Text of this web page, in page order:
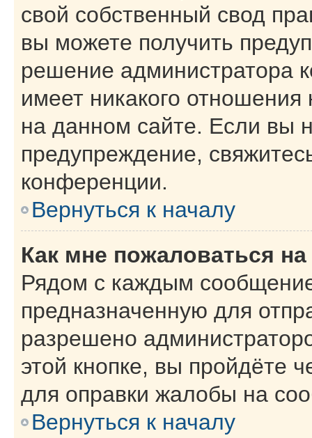
свой собственный свод
вы можете получить
решение администратора
имеет никакого
на данном сайте. Если вы
предупреждение,
конференции.
Вернуться к началу
Как мне пожаловаться
Рядом с каждым
предназначенную для
разрешено
этой кнопке, вы пройдёте
для оправки жалобы на
Вернуться к началу